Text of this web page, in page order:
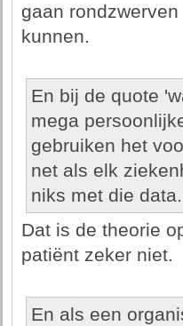
gaan
kunnen.
En bij de quote
mega
gebruiken het
net als elk
niks met die data.
Dat is de theorie
patiënt zeker niet.
En als een